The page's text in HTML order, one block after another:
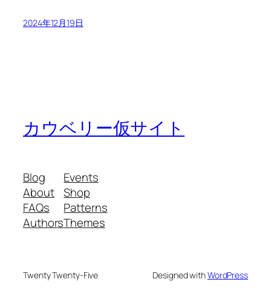
2024年12月19日
カウベリー仮サイト
Blog
About
FAQs
Authors
Events
Shop
Patterns
Themes
Twenty Twenty-Five Designed withWordPress